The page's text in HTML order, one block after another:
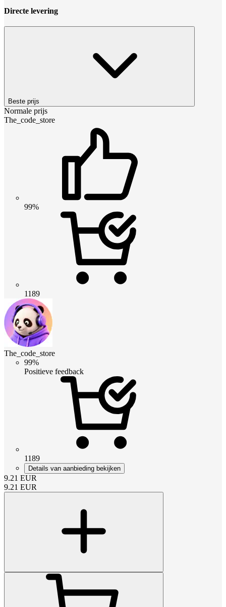
Directe levering
Beste prijs
Normale prijs
The_code_store
99%
1189
The_code_store
99%
Positieve feedback
1189
Details van aanbieding bekijken
9.21 EUR
9.21 EUR